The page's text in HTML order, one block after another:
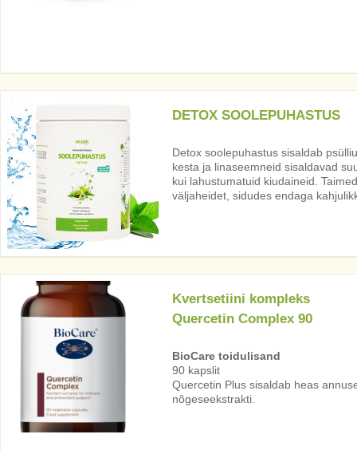
DETOX SOOLEPUHASTUS
Detox soolepuhastus sisaldab
kesta ja linaseemneid sisaldavad
kui lahustumatuid kiudaineid.
väljaheidet, sidudes endaga
Kvertsetiini kompleks
Quercetin Complex 90
BioCare toidulisand
90 kapslit
Quercetin Plus sisaldab heas
nõgeseekstrakti.